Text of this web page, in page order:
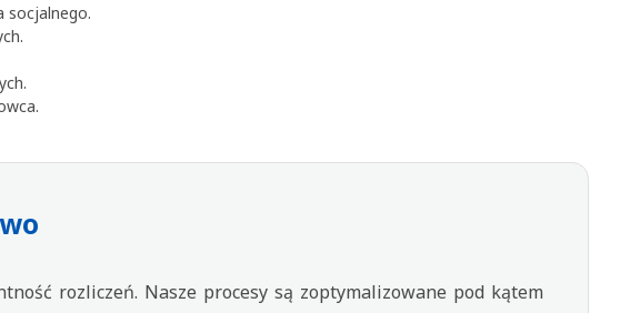
socjalnego.
rozliczeń. Nasze procesy są zoptymalizowane pod kątem